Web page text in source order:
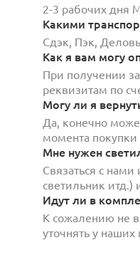
2-3 рабочих дня
Какими
Сдэк, Пэк,
Как я вам могу
При получении
реквизитам по
Могу ли я
Да, конечно
момента покупки
Мне нужен
Связаться с
светильник итд.)
Идут ли в
К сожалению не
уточнять у